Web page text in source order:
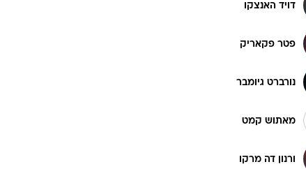
לונדון 2012
רוגבי וקריקט
ביליארד
דויד האנצקו
פטר פקאריק
נורברט גיומבר
מאתוש קמט
ורנון דה מרקו